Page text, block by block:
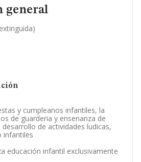
general
y cumpleanos infantiles, la
de guarderia y ensenanza de
de actividades ludicas,
infantiles
educación infantil exclusivamente
y registral complementaria.